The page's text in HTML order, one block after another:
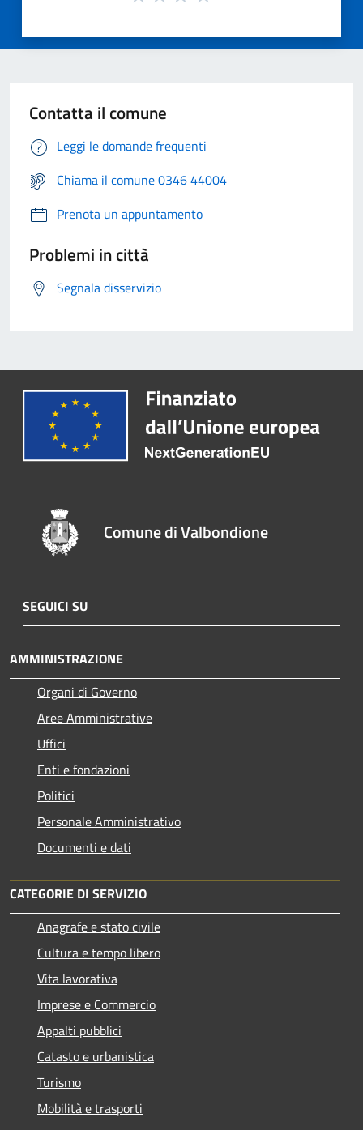
Contatta il comune
Leggi le domande frequenti
Chiama il comune 0346 44004
Prenota un appuntamento
Problemi in città
Segnala disservizio
Comune di Valbondione
SEGUICI SU
AMMINISTRAZIONE
Organi di Governo
Aree Amministrative
Uffici
Enti e fondazioni
Politici
Personale Amministrativo
Documenti e dati
CATEGORIE DI SERVIZIO
Anagrafe e stato civile
Cultura e tempo libero
Vita lavorativa
Imprese e Commercio
Appalti pubblici
Catasto e urbanistica
Turismo
Mobilità e trasporti